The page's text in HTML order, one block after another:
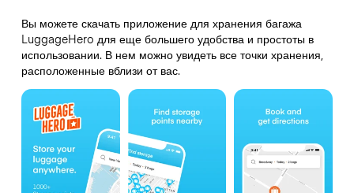
Вы можете скачать приложение для хранения багажа
LuggageHero для еще большего удобства и простоты в
использовании. В нем можно увидеть все точки хранения,
расположенные вблизи от вас.